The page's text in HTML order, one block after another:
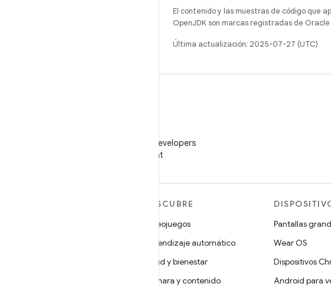
El contenido y las muestras de código que
OpenJDK son marcas registradas de Oracle
Última actualización: 2025-07-27 (UTC)
Sigue a Android Developers
en WeChat
DESCUBRE
Videojuegos
Aprendizaje automático
Salud y bienestar
Cámara y contenido
Pantallas
Wear OS
Dispositivos
Android para